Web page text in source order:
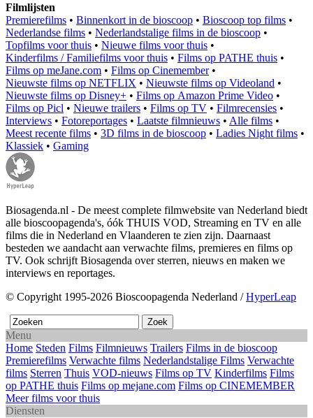
Filmlijsten
Premierefilms • Binnenkort in de bioscoop • Bioscoop top films •
Nederlandse films • Nederlandstalige films in de bioscoop •
Topfilms voor thuis • Nieuwe films voor thuis •
Kinderfilms / Familiefilms voor thuis • Films op PATHE thuis •
Films op meJane.com • Films op Cinemember•
Nieuwste films op NETFLIX • Nieuwste films op Videoland •
Nieuwste films op Disney+ • Films op Amazon Prime Video •
Films op Picl • Nieuwe trailers • Films op TV • Filmrecensies •
Interviews • Fotoreportages • Laatste filmnieuws • Alle films •
Meest recente films • 3D films in de bioscoop • Ladies Night films •
Klassiek • Gaming
Biosagenda.nl - De meest complete filmwebsite van Nederland biedt
alle bioscoopagenda's, óók THUIS VOD, Streaming en TV en alle
films die in Nederland en Vlaanderen te zien zijn. Daarnaast
besteden we aandacht aan verwachte films, premieres en films op
TV. Ook schrijft Biosagenda over sterren, nieuws en maken we
interviews en reportages.
© Copyright 1995-2026 Bioscoopagenda Nederland /HyperLeap
Menu
Home Steden Films Filmnieuws Trailers Films in de bioscoop
Premierefilms Verwachte films Nederlandstalige Films Verwachte
films Sterren Thuis VOD-nieuws Films op TV Kinderfilms Films
op PATHE thuis Films op mejane.com Films op CINEMEMBER
Meer films voor thuis
Diensten